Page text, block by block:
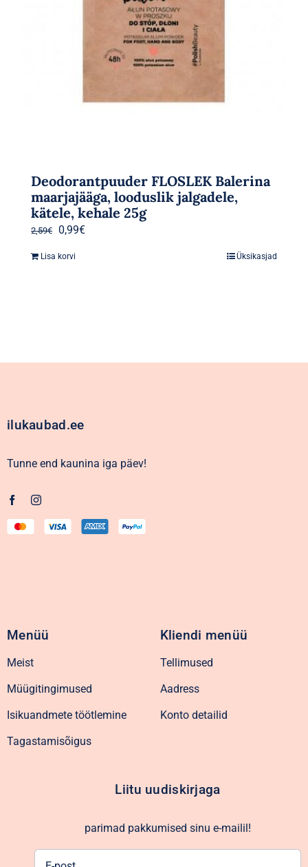
Deodorantpuuder FLOSLEK Balerina
maarjajääga, looduslik jalgadele,
kätele, kehale 25g
2,59€
Algne
0,99€Praegune
Lisa korvi Üksikasjad
ilukaubad.ee
Tunne end kaunina iga päev!
Menüü
Meist
Müügitingimused
Isikuandmete töötlemine
Tagastamisõigus
Kliendi menüü
Tellimused
Aadress
Konto detailid
Liitu uudiskirjaga
parimad pakkumised sinu e-mailil!